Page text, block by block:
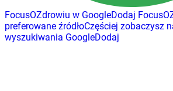
FocusOZdrowiu w GoogleDodaj
preferowane źródłoCzęściej zobaczysz
wyszukiwania GoogleDodaj